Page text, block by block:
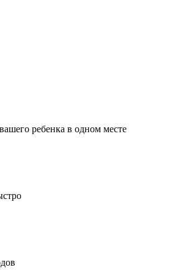
ребенка в одном месте